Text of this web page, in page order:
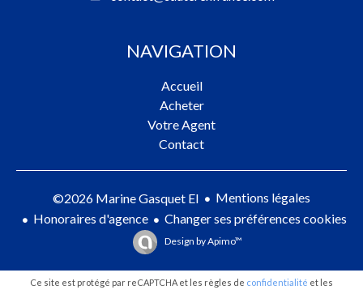
NAVIGATION
Accueil
Acheter
Votre Agent
Contact
©2026 Marine Gasquet EI
Mentions légales
Honoraires d'agence
Changer ses préférences cookies
Design byApimo™
Ce site est protégé par reCAPTCHA et les règles de confidentialité et les